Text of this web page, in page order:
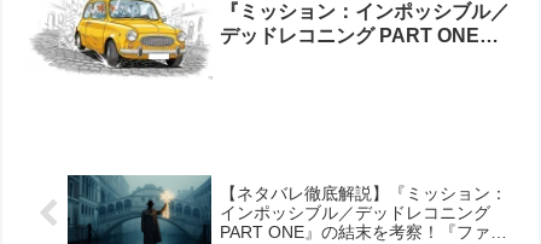
『ミッション：インポッシブル／
デッドレコニング PART ONE』
【ネタバレ徹底解説】『ミッション：
インポッシブル／デッドレコニング
PART ONE』の結末を考察！『ファイ